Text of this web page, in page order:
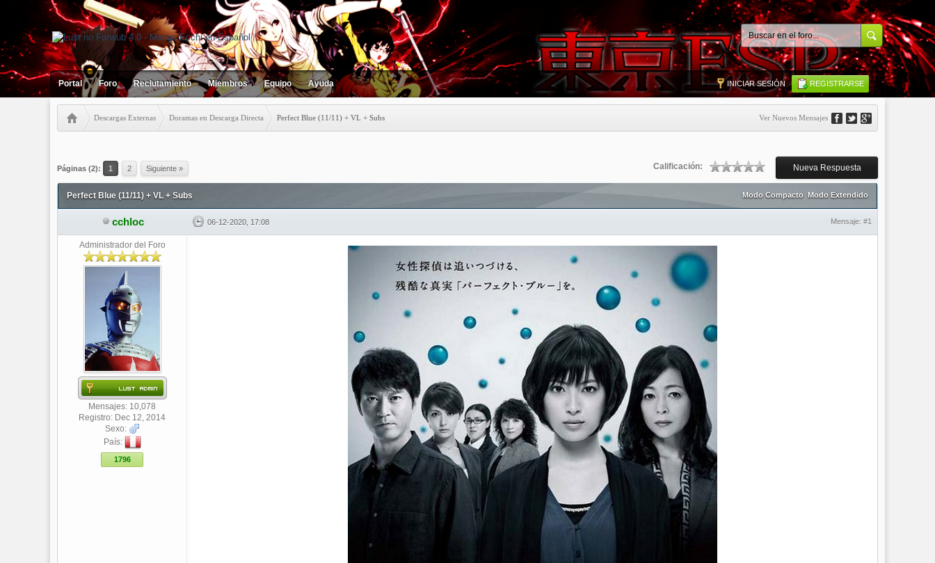
Portal Foro Reclutamiento Miembros Equipo Ayuda INICIAR SESIÓN REGISTRARSE
Descargas Externas Doramas en Descarga Directa Perfect Blue (11/11) + VL + Subs Ver Nuevos Mensajes
Páginas (2): 1 2 Siguiente » Nueva Respuesta
Calificación:
0 votos - 0 Media
Modo Compacto Modo Extendido
Perfect Blue (11/11) + VL + Subs
cchloc 06-12-2020, 17:08 Mensaje: #1
Administrador del Foro
Mensajes: 10,078
Registro: Dec 12, 2014
Sexo:
País:
1796